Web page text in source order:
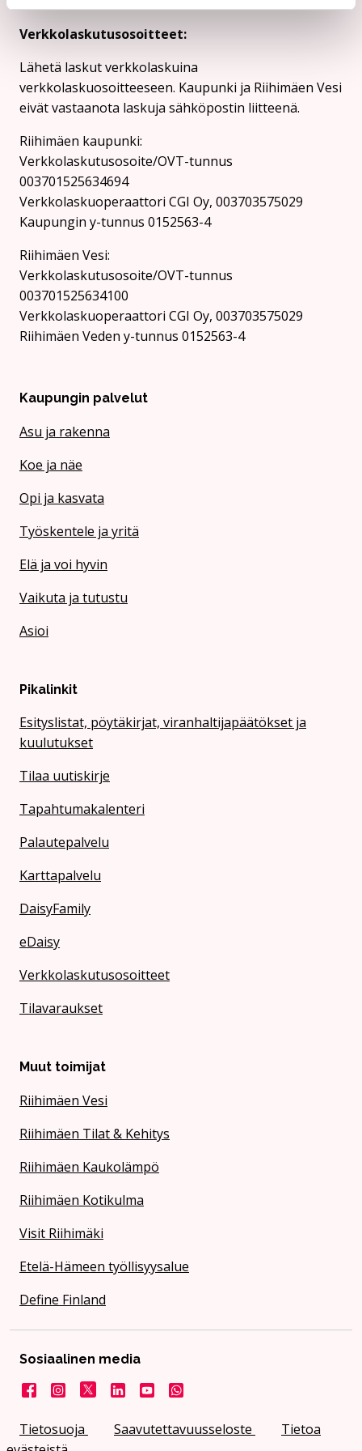
Verkkolaskutusosoitteet:
Lähetä laskut verkkolaskuina
verkkolaskuosoitteeseen. Kaupunki ja Riihimäen Vesi
eivät vastaanota laskuja sähköpostin liitteenä.
Riihimäen kaupunki:
Verkkolaskutusosoite/OVT-tunnus
003701525634694
Verkkolaskuoperaattori CGI Oy, 003703575029
Kaupungin y-tunnus 0152563-4
Rii­hi­mäen Vesi:
Verkkolaskutusosoite/OVT-tunnus
003701525634100
Verkkolaskuoperaattori CGI Oy, 003703575029
Riihimäen Veden y-tunnus 0152563-4
Kaupungin palvelut
Asu ja rakenna
Koe ja näe
Opi ja kasvata
Työskentele ja yritä
Elä ja voi hyvin
Vaikuta ja tutustu
Asioi
Pikalinkit
Esityslistat, pöytäkirjat, viranhaltijapäätökset ja
kuulutukset
Tilaa uutiskirje
Tapahtumakalenteri
Palautepalvelu
Karttapalvelu
DaisyFamily
eDaisy
Verkkolaskutusosoitteet
Tilavaraukset
Muut toimijat
Riihimäen Vesi
Riihimäen Tilat & Kehitys
Riihimäen Kaukolämpö
Riihimäen Kotikulma
Visit Riihimäki
Etelä-Hämeen työllisyysalue
Define Finland
Tietosuoja Saavutettavuusseloste
Tietoa
Sosiaalinen media
FacebookInstagram
X LinkedInYouTubeKaupunki WhatsApissa